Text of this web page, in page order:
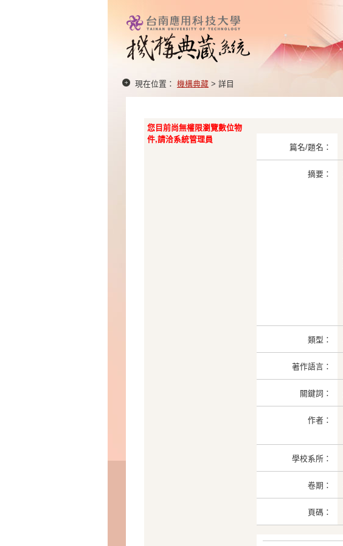
現在位置： 機構典藏 > 詳目
您目前尚無權限瀏覽數位物
件,請洽系統管理員
篇名/題名：
摘要：
類型：
著作語言：
關鍵詞：
作者：
學校系所：
卷期：
頁碼：